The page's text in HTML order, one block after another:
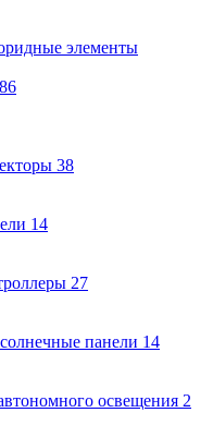
элементы
38
14
27
панели 14
освещения 2